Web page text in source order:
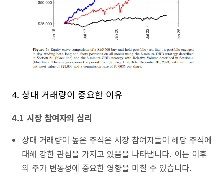
4. 상대 거래량이 중요한 이유
4.1 시장 참여자의 심리
상대 거래량이 높은 주식은 시장 참여자들이 해당 주식에
대해 강한 관심을 가지고 있음을 나타냅니다. 이는 이후
의 주가 변동성에 중요한 영향을 미칠 수 있습니다.